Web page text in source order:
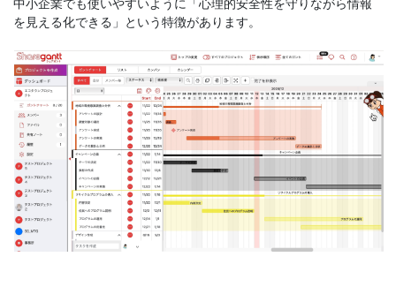
中小企業でも使いやすいように「心理的安全性を守りながら情報
を見える化できる」という特徴があります。